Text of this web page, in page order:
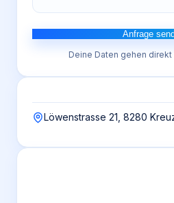
Anfrage
Deine Daten gehen direkt
Löwenstrasse 21, 8280